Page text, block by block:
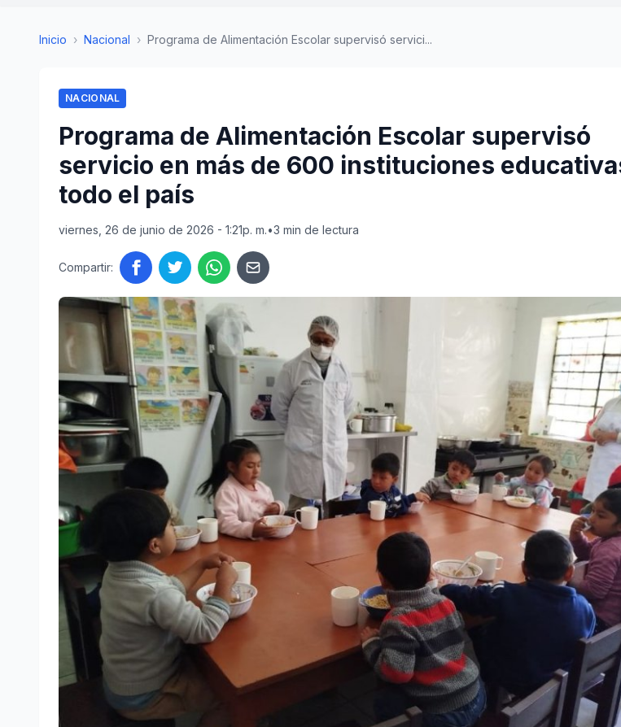
Inicio › Nacional › Programa de Alimentación Escolar supervisó servici...
NACIONAL
Programa de Alimentación Escolar supervisó
servicio en más de 600 instituciones
todo el país
viernes, 26 de junio de 2026 - 1:21p. m.•3 min de lectura
Compartir: